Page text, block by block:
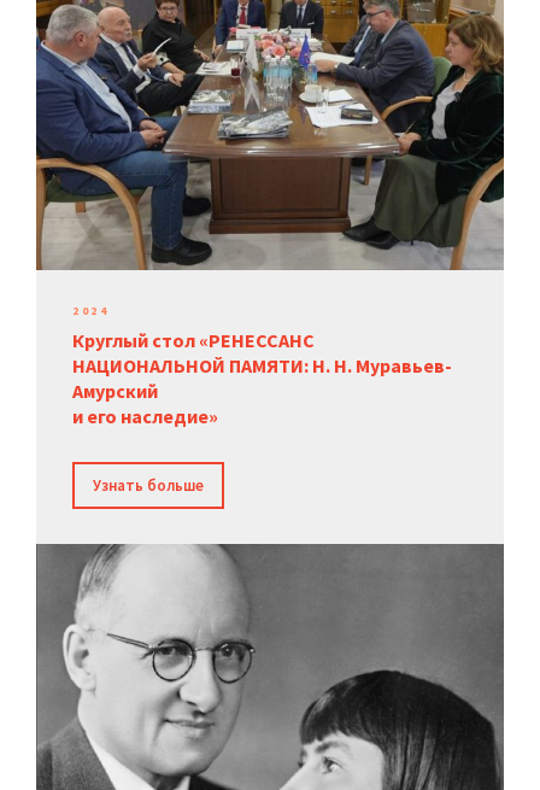
2024
Круглый стол «РЕНЕССАНС
НАЦИОНАЛЬНОЙ ПАМЯТИ: Н. Н. Муравьев-
Амурский
и его наследие»
Узнать больше